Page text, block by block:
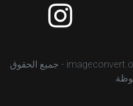
© حقوق الطبع والنشر 2026 imageconvert.org - جميع الحقوق